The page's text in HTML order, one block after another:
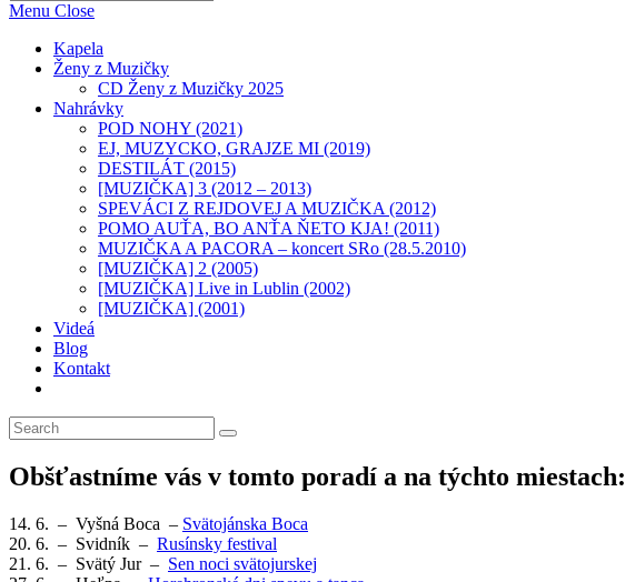
Menu Close
Kapela
Ženy z Muzičky
CD Ženy z Muzičky 2025
Nahrávky
POD NOHY (2021)
EJ, MUZYCKO, GRAJZE MI (2019)
DESTILÁT (2015)
[MUZIČKA] 3 (2012 – 2013)
SPEVÁCI Z REJDOVEJ A MUZIČKA (2012)
POMO AUŤA, BO ANŤA ŇETO KJA! (2011)
MUZIČKA A PACORA – koncert SRo (28.5.2010)
[MUZIČKA] 2 (2005)
[MUZIČKA] Live in Lublin (2002)
[MUZIČKA] (2001)​
Videá
Blog
Kontakt
search
Obšťastníme vás v tomto poradí a na týchto miestach:
14. 6. – Vyšná Boca – Svätojánska Boca
20. 6. – Svidník – Rusínsky festival
21. 6. – Svätý Jur – Sen noci svätojurskej